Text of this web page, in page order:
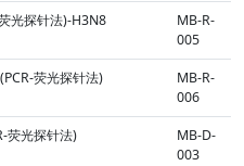
光探针法)-H3N8
MB-R-
005
荧光探针法)
MB-R-
006
荧光探针法)
MB-D-
003